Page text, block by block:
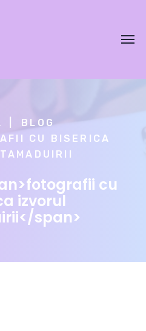
BLOG
CU BISERICA
cu
izvorul
span>